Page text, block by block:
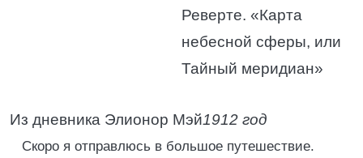
Реверте. «Карта
небесной сферы, или
Тайный меридиан»
Из дневника Элионор Мэй1912 год
Скоро я отправлюсь в большое путешествие.